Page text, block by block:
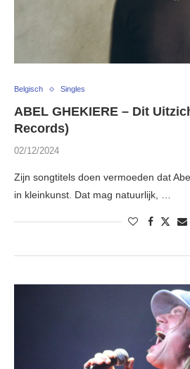
Belgisch Singles
ABEL GHEKIERE – Dit
Records)
02/12/2024
Zijn songtitels doen vermoeden dat
in kleinkunst. Dat mag natuurlijk, …